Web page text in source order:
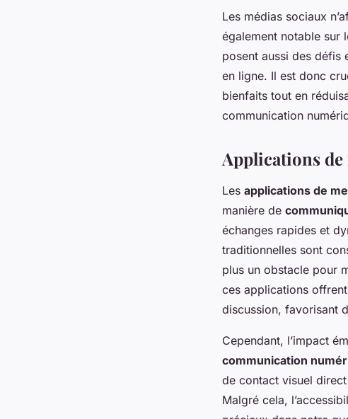
Les médias sociaux
également notable sur
posent aussi des défis
en ligne. Il est donc
bienfaits tout en
communication
Applications de
Les applications de
manière de
échanges rapides et
traditionnelles sont
plus un obstacle pour
ces applications
discussion, favorisant
Cependant, l’impact
communication
de contact visuel
Malgré cela,